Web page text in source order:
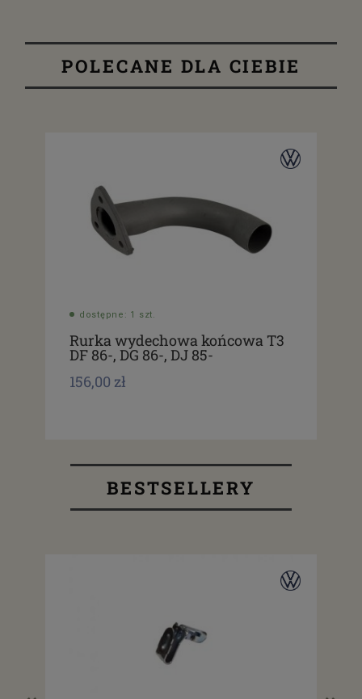
POLECANE DLA CIEBIE
dostępne: 1 szt.
Rurka wydechowa końcowa T3
DF 86-, DG 86-, DJ 85-
156,00 zł
BESTSELLERY